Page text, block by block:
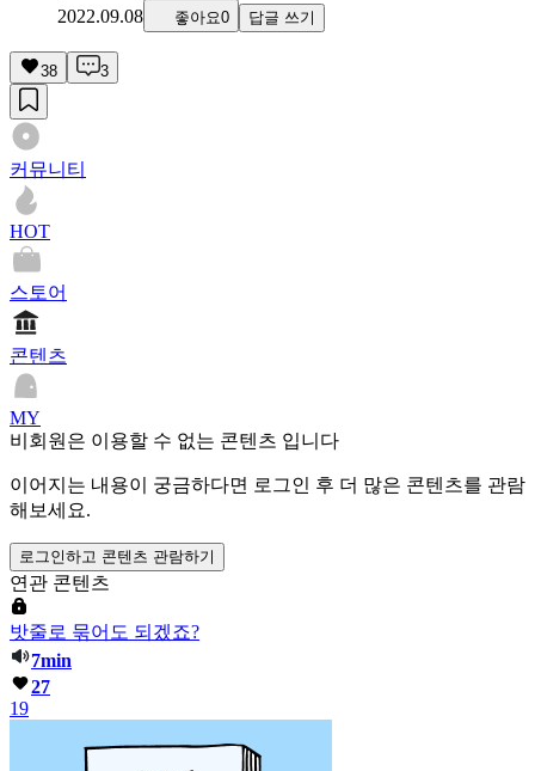
2022.09.08 좋아요0 답글 쓰기
38 3
커뮤니티
HOT
스토어
콘텐츠
MY
비회원은 이용할 수 없는 콘텐츠 입니다
이어지는 내용이 궁금하다면 로그인 후 더 많은 콘텐츠를 관람
해보세요.
로그인하고 콘텐츠 관람하기
연관 콘텐츠
밧줄로 묶어도 되겠죠?
7min
27
19